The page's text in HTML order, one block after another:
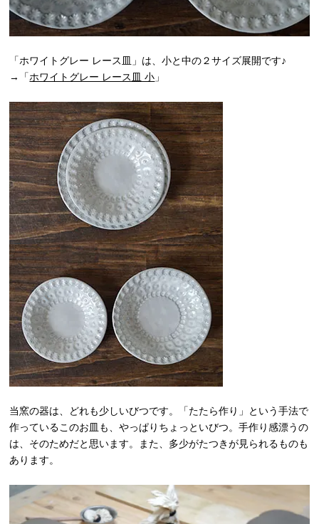
「ホワイトグレー レース皿」は、小と中の２サイズ展開です♪
→
「ホワイトグレー レース皿 小 」
当窯の器は、どれも少しいびつです。「たたら作り」という手法で
作っているこのお皿も、やっぱりちょっといびつ。手作り感漂うの
は、そのためだと思います。また、多少がたつきが見られるものも
あります。